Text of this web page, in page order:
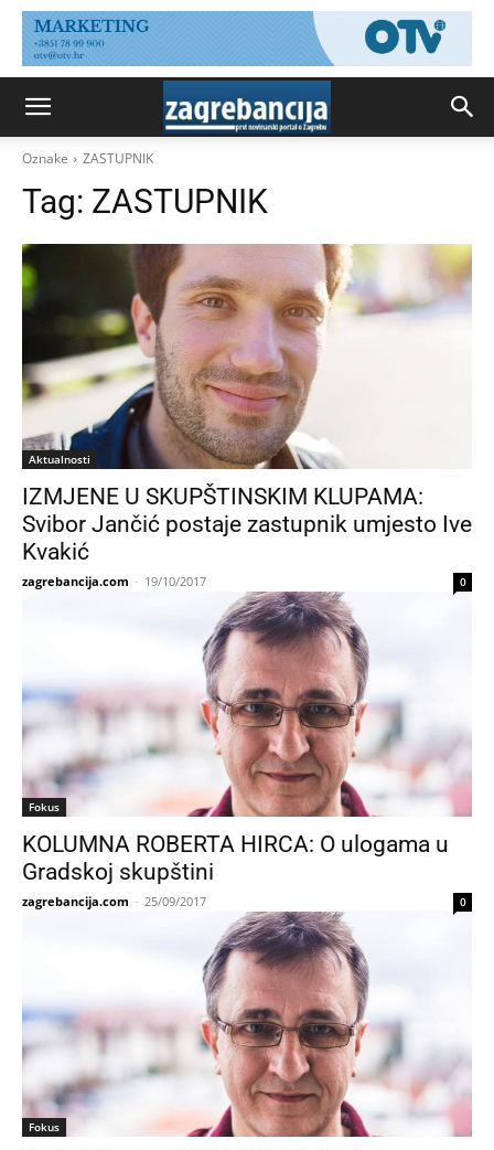
Oznake ZASTUPNIK
Tag: ZASTUPNIK
Aktualnosti
IZMJENE U SKUPŠTINSKIM KLUPAMA:
Svibor Jančić postaje zastupnik umjesto Ive
Kvakić
zagrebancija.com - 19/10/2017 0
Fokus
KOLUMNA ROBERTA HIRCA: O ulogama u
Gradskoj skupštini
zagrebancija.com - 25/09/2017 0
Fokus